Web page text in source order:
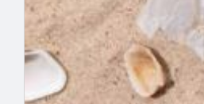
EVENTOS
HEMEROTECA